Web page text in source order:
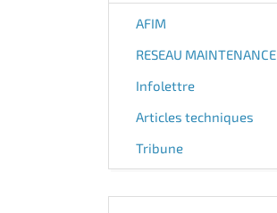
AFIM
RESEAU MAINTENANCE
Infolettre
Articles techniques
Tribune